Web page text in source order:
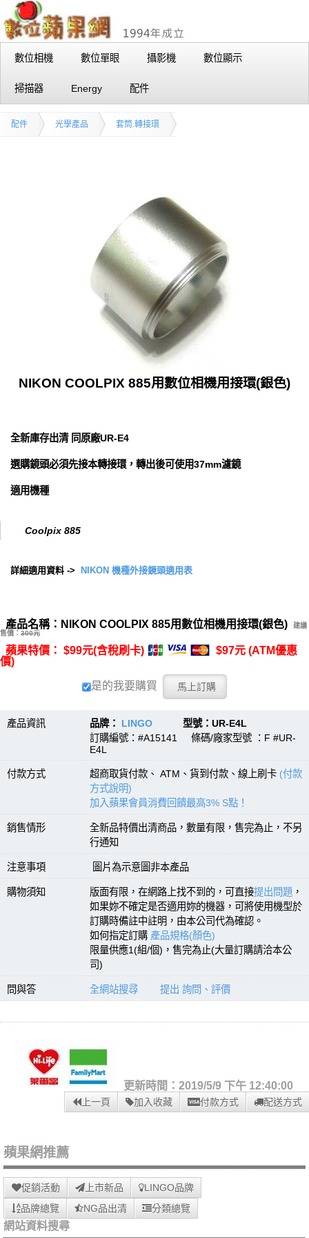
數位相機 數位單眼 攝影機 數位顯示
掃描器 Energy 配件
配件 光學產品 套筒.轉接環
NIKON COOLPIX 885用數位相機用接環(銀色)
全新庫存出清 同原廠UR-E4
選購鏡頭必須先接本轉接環，轉出後可使用37mm濾鏡
適用機種
Coolpix 885
詳細適用資料 -> NIKON 機種外接鏡頭適用表
產品名稱：NIKON COOLPIX 885用數位相機用接環(銀色)
建議
售價： 300元
蘋果特價： $99元(含稅刷卡)
$97元 (ATM優惠
價)
是的我要購買
產品資訊 品牌： LINGO 型號：UR-E4L
訂購編號：#A15141 條碼/廠家型號 ：F #UR-
E4L
付款方式 超商取貨付款、 ATM、貨到付款、線上刷卡 (付款
方式說明)
加入蘋果會員消費回饋最高3% S點！
銷售情形
全新品特價出清商品，數量有限，售完為止，不另
行通知
注意事項 圖片為示意圖非本產品
購物須知 版面有限，在網路上找不到的，可直接提出問題 ，
如果妳不確定是否適用妳的機器，可將使用機型於
訂購時備註中註明，由本公司代為確認。
如何指定訂購 產品規格(顏色)
限量供應1(組/個)，售完為止(大量訂購請洽本公
司)
問與答 全網站搜尋 提出 詢問、評價
更新時間：2019/5/9 下午 12:40:00
上一頁 加入收藏 付款方式 配送方式
蘋果網推薦
促銷活動 上市新品
LINGO品牌
品牌總覽
NG品出清 分類總覽
網站資料搜尋